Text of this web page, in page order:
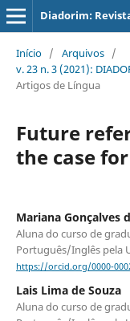
Diadorim:
Início / Arquivos /
v. 23 n. 3 (2021):
Artigos de Língua
Future
the case
Mariana Gonçalves
Aluna do curso de
Português/Inglês pela
https://orcid.org/0000-
Lais Lima de Souza
Aluna do curso de